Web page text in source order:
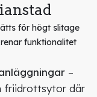
för högt slitage
funktionalitet
–
friidrottsytor där